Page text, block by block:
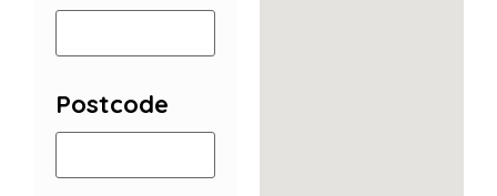
Postcode